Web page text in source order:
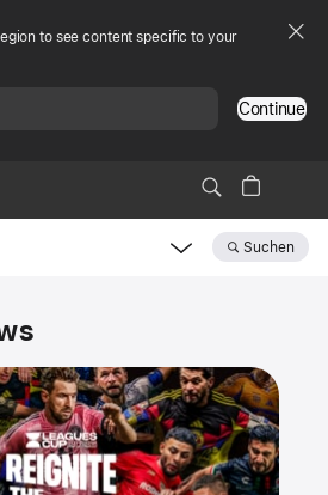
to see content specific to your
Continue
Suchen